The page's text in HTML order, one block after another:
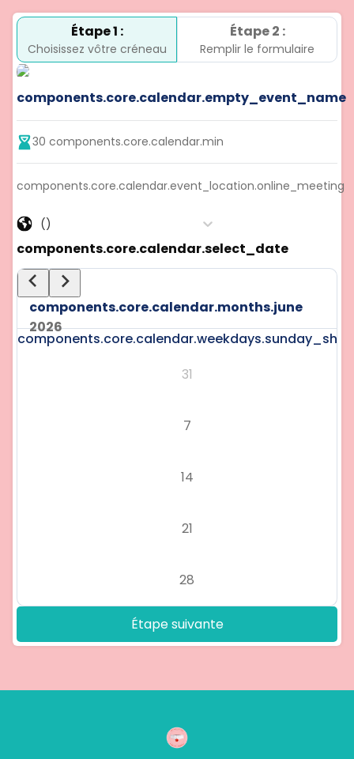
Étape 1 :
Choisissez vôtre créneau
Étape 2 :
Remplir le formulaire
components.core.calendar.empty_event_name
30 components.core.calendar.min
components.core.calendar.event_location.online_meeting
()
components.core.calendar.select_date
components.core.calendar.months.june
2026
31
7
14
21
28
Étape suivante